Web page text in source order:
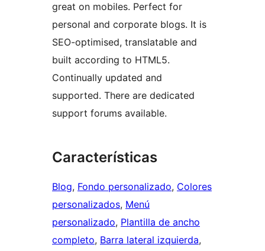
great on mobiles. Perfect for
personal and corporate blogs. It is
SEO-optimised, translatable and
built according to HTML5.
Continually updated and
supported. There are dedicated
support forums available.
Características
Blog, Fondo personalizado, Colores
personalizados, Menú
personalizado, Plantilla de ancho
completo, Barra lateral izquierda